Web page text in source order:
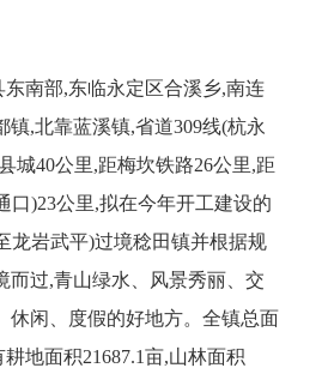
南部,东临永定区合溪乡,南连
镇,北靠蓝溪镇,省道309线(杭永
城40公里,距梅坎铁路26公里,距
口)23公里,拟在今年开工建设的
龙岩武平)过境稔田镇并根据规
而过,青山绿水、风景秀丽、交
休闲、度假的好地方。全镇总面
地面积21687.1亩,山林面积